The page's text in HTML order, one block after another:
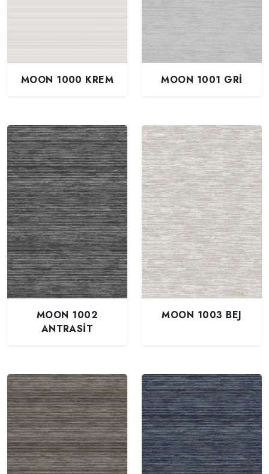
MOON 1000 KREM MOON 1001 GRİ
MOON 1002
ANTRASİT
MOON 1003 BEJ